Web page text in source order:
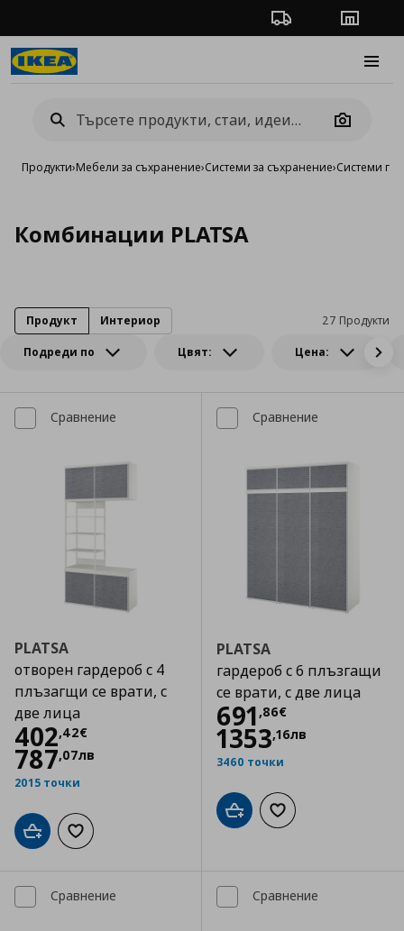
Проследяване на
Camera
Продукти›Мебели за съхранение›Системи за съхранение›Системи
Комбинации PLATSA
Подреди по Цвят: Цена:
27 Продукти
Продукт Интериор
Сравнение
PLATSA
отворен гардероб с 4
плъзагщи се врати, с
две лица
402,42€
Цена402,42 €
787,07лв
2015 точки
Добави в кошницата
Добави към списъка с любими
Сравнение
PLATSA
гардероб с 6 плъзгащи
се врати, с две лица
691 ,86€
Цена
1353,16лв
3460 точки
Добави в кошницата
Добави към
Сравнение Сравнение